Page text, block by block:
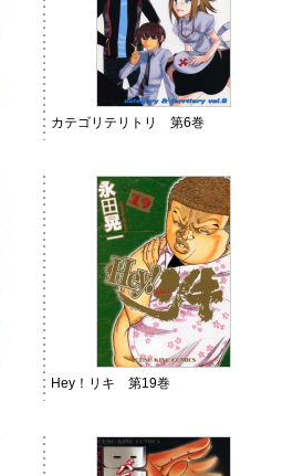
カテゴリテリトリ 第6巻
Hey！リキ 第19巻